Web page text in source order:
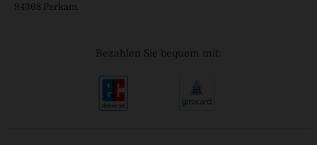
94368 Perkam
Bezahlen Sie bequem mit: